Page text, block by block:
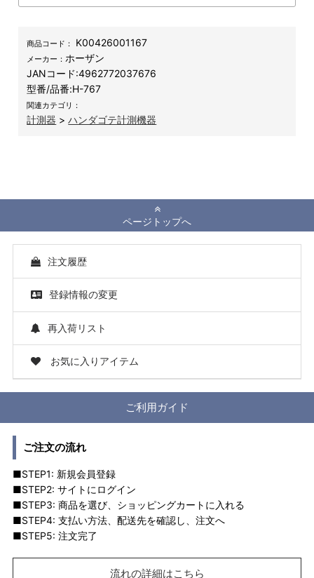
商品コード： K00426001167
メーカー： ホーザン
JANコード:4962772037676
型番/品番:H-767
関連カテゴリ：
計測器 >ハンダゴテ計測機器
ページトップへ
注文履歴
登録情報の変更
再入荷リスト
お気に入りアイテム
ご利用ガイド
ご注文の流れ
■STEP1: 新規会員登録
■STEP2: サイトにログイン
■STEP3: 商品を選び、ショッピングカートに入れる
■STEP4: 支払い方法、配送先を確認し、注文へ
■STEP5: 注文完了
流れの詳細はこちら